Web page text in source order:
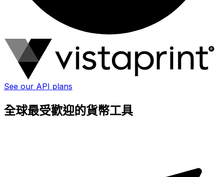
See our API plans
全球最受歡迎的貨幣工具